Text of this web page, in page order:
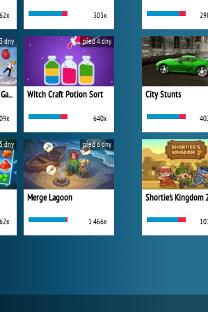
303x
Annoying Boss Punch Game
dny
Witch Craft Potion Sort
640x
před 4 dny
dny
Merge Lagoon
1 466x
před 6 dny
City Stunts
Shortie's Kingdom